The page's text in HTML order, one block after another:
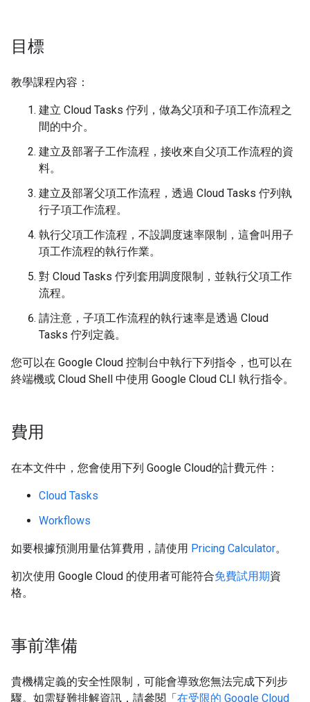
目標
教學課程內容：
建立 Cloud Tasks 佇列，做為父項和子項工作流程之
間的中介。
建立及部署子工作流程，接收來自父項工作流程的資
料。
建立及部署父項工作流程，透過 Cloud Tasks 佇列執
行子項工作流程。
執行父項工作流程，不設調度速率限制，這會叫用子
項工作流程的執行作業。
對 Cloud Tasks 佇列套用調度限制，並執行父項工作
流程。
請注意，子項工作流程的執行速率是透過 Cloud
Tasks 佇列定義。
您可以在 Google Cloud 控制台中執行下列指令，也可以在
終端機或 Cloud Shell 中使用 Google Cloud CLI 執行指令。
費用
在本文件中，您會使用下列 Google Cloud的計費元件：
Cloud Tasks
Workflows
如要根據預測用量估算費用，請使用 Pricing Calculator。
初次使用 Google Cloud 的使用者可能符合免費試用期資
格。
事前準備
貴機構定義的安全性限制，可能會導致您無法完成下列步
驟。如需疑難排解資訊，請參閱「 在受限的 Google Cloud